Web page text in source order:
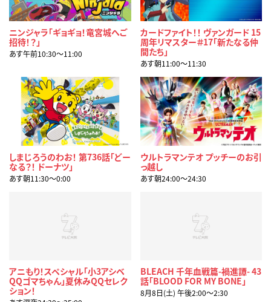
ニンジャラ「ギョギョ！竜宮城へご
招待！？」
あす午前10:30〜11:00
カードファイト！！ ヴァンガード 15
周年リマスター＃17「新たなる仲
間たち」
あす朝11:00〜11:30
しまじろうのわお！ 第736話「どー
なる？！ ドーナツ」
あす朝11:30〜0:00
ウルトラマンテオ プッチーのお引
っ越し
あす朝24:00〜24:30
アニもり！スペシャル「小3アシベ
QQゴマちゃん」夏休みQQセレク
ション！
BLEACH 千年血戦篇-禍進譚- 43
話「BLOOD FOR MY BONE」
8月8日(土) 午後2:00〜2:30